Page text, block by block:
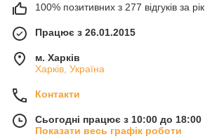
100% позитивних з 277 відгуків за рік
Працює з 26.01.2015
м. Харків
Харків, Україна
Контакти
Сьогодні працює з 10:00 до 18:00
Показати весь графік роботи